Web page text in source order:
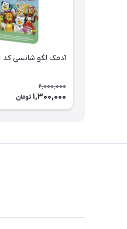
آدمک لگو شانسی کد 71051
2,000,000
1,300,000 تومان